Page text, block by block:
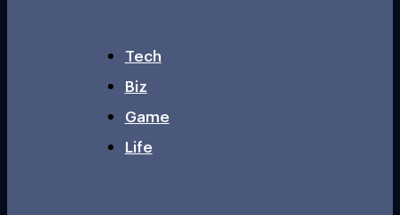
Tech
Biz
Game
Life